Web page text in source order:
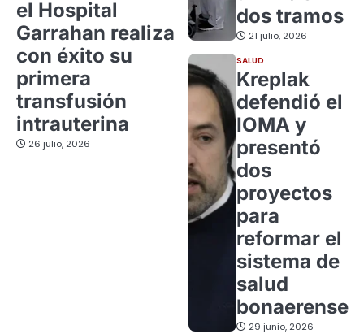
el Hospital
Garrahan realiza
con éxito su
primera
transfusión
intrauterina
26 julio, 2026
dos tramos
21 julio, 2026
SALUD
Kreplak
defendió el
IOMA y
presentó
dos
proyectos
para
reformar el
sistema de
salud
bonaerense
29 junio, 2026